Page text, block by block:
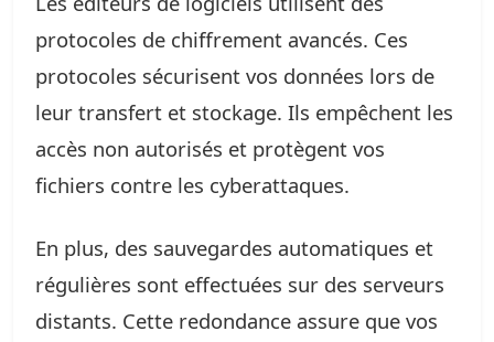
protocoles de chiffrement avancés. Ces
protocoles sécurisent vos données lors de
leur transfert et stockage. Ils empêchent les
accès non autorisés et protègent vos
fichiers contre les cyberattaques.
En plus, des sauvegardes automatiques et
régulières sont effectuées sur des serveurs
distants. Cette redondance assure que vos